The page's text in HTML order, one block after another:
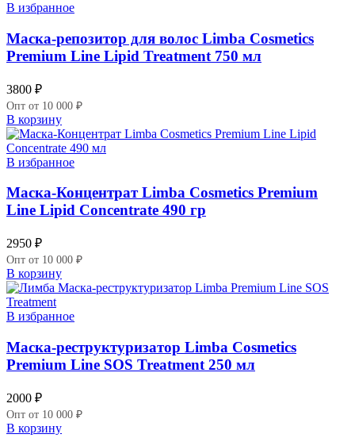
В избранное
Маска-репозитор для волос Limba Cosmetics
Premium Line Lipid Treatment 750 мл
3800 ₽
Опт от 10 000 ₽
В корзину
В избранное
Маска-Концентрат Limba Cosmetics Premium
Line Lipid Concentrate 490 гр
2950 ₽
Опт от 10 000 ₽
В корзину
В избранное
Маска-реструктуризатор Limba Cosmetics
Premium Line SOS Treatment 250 мл
2000 ₽
Опт от 10 000 ₽
В корзину